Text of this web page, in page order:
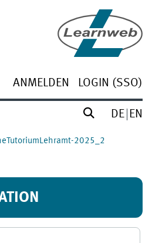
ANMELDEN LOGIN (SSO)
DE EN
2025_2